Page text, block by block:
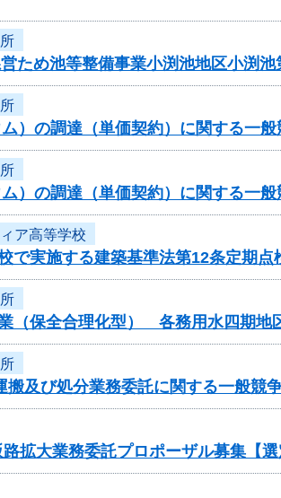
ため池等整備事業小渕池地区小渕
）の調達（単価契約）に関する一
）の調達（単価契約）に関する一
ア高等学校
で実施する建築基準法第12条定期
業（保全合理化型） 各務用水四期
及び処分業務委託に関する一般競
拡大業務委託プロポーザル募集【選